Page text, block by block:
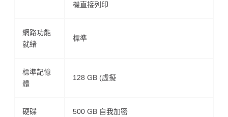
機直接列印
網路功能
就緒
標準
標準記憶
體
128 GB (虛擬
硬碟 500 GB 自我加密